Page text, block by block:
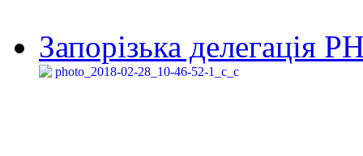
Запорізька делегація